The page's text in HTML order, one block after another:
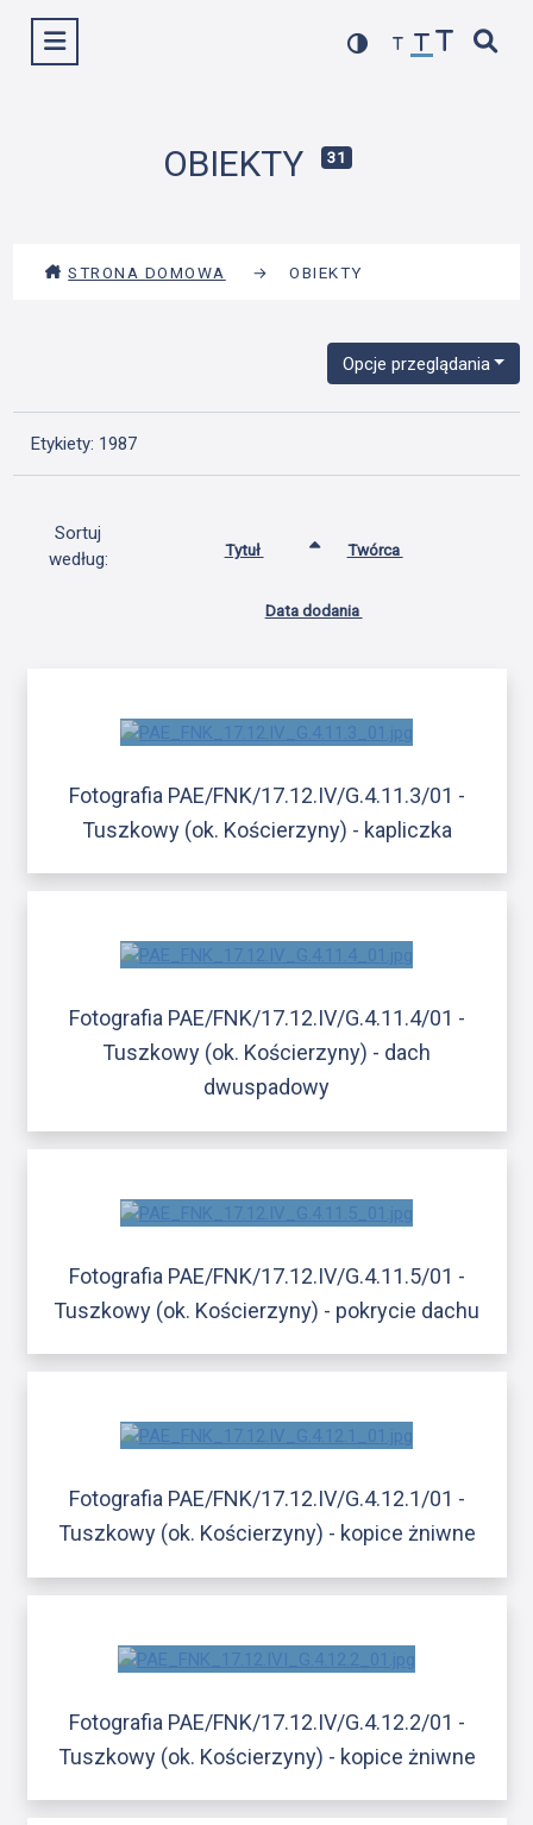
Wyświetl menu
OBIEKTY 31
STRONA DOMOWA → OBIEKTY
Opcje przeglądania
Etykiety: 1987
Sortuj
według:
Tytuł Twórca
Data dodania
Fotografia PAE/FNK/17.12.IV/G.4.11.3/01 -
Tuszkowy (ok. Kościerzyny) - kapliczka
Fotografia PAE/FNK/17.12.IV/G.4.11.4/01 -
Tuszkowy (ok. Kościerzyny) - dach
dwuspadowy
Fotografia PAE/FNK/17.12.IV/G.4.11.5/01 -
Tuszkowy (ok. Kościerzyny) - pokrycie dachu
Fotografia PAE/FNK/17.12.IV/G.4.12.1/01 -
Tuszkowy (ok. Kościerzyny) - kopice żniwne
Fotografia PAE/FNK/17.12.IV/G.4.12.2/01 -
Tuszkowy (ok. Kościerzyny) - kopice żniwne